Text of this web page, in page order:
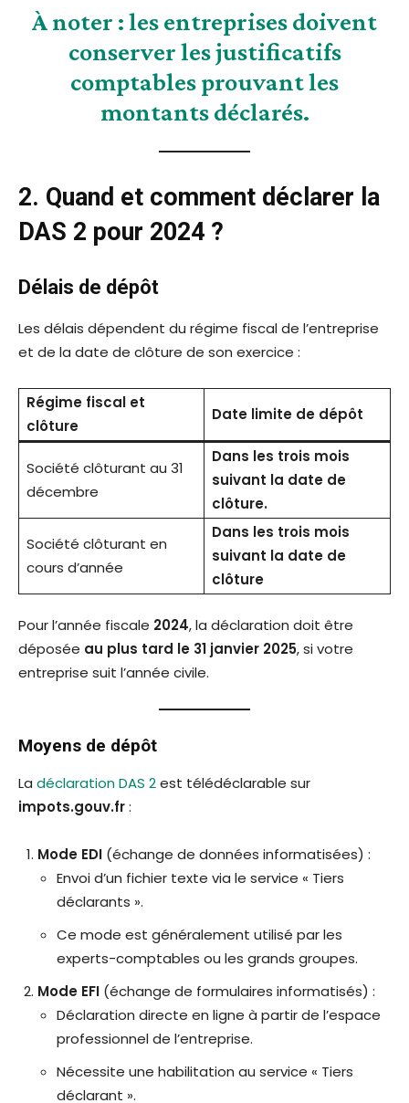
À noter :les entreprises doivent
conserver les justificatifs
comptables prouvant les
montants déclarés.
2. Quand et comment déclarer la
DAS 2 pour 2024 ?
Délais de dépôt
Les délais dépendent du régime fiscal de l’entreprise
et de la date de clôture de son exercice :
Régime fiscal et
clôture
Date limite de dépôt
Société clôturant au 31
décembre
Dans les trois mois
suivant la date de
clôture.
Société clôturant en
cours d’année
Dans les trois mois
suivant la date de
clôture
Pour l’année fiscale 2024, la déclaration doit être
déposée au plus tard le 31 janvier 2025, si votre
entreprise suit l’année civile.
Moyens de dépôt
La déclaration DAS 2est télédéclarable sur
impots.gouv.fr:
Mode EDI (échange de données informatisées) :
Envoi d’un fichier texte via le service « Tiers
déclarants ».
Ce mode est généralement utilisé par les
experts-comptables ou les grands groupes.
Mode EFI (échange de formulaires informatisés) :
Déclaration directe en ligne à partir de l’espace
professionnel de l’entreprise.
Nécessite une habilitation au service « Tiers
déclarant ».